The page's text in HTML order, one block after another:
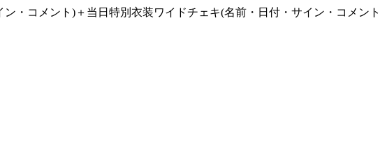
・コメント)＋当日特別衣装ワイドチェキ(名前・日付・サイン・コメン